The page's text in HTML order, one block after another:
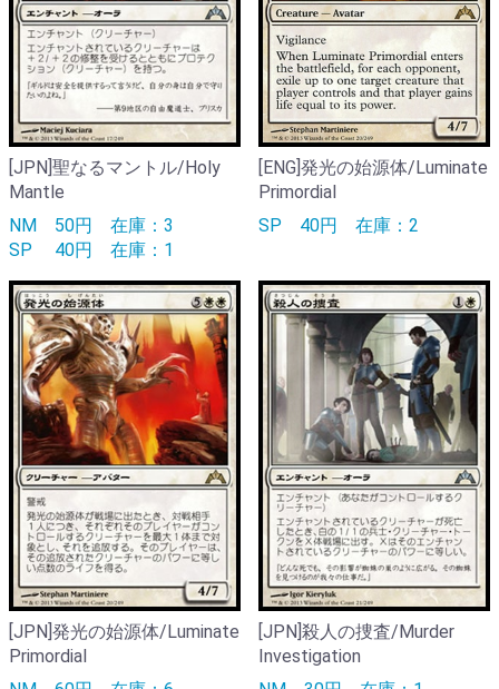
[JPN]聖なるマントル/Holy
Mantle
NM 50円 在庫：3
SP
40円 在庫：1
[ENG]発光の始源体/Luminate
Primordial
SP 40円 在庫：2
[JPN]発光の始源体/Luminate
Primordial
[JPN]殺人の捜査/Murder
Investigation